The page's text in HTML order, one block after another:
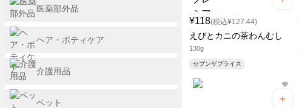
¥118(税込¥127.44)
えびとカニの茶わんむし
130g
セブンザプライス
医薬部外品
ヘア・ボティケア
介護用品
ペット